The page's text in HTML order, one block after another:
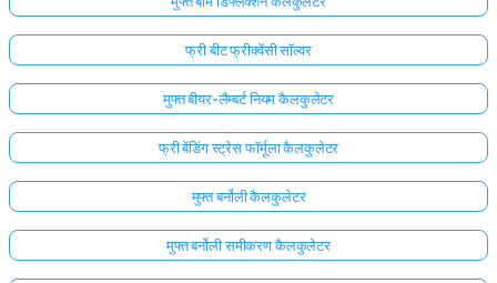
अभी
तक
कोई
प्रश्न
अपना
पहला
प्रश्न
पूछें
फ्री बीट फ्रीक्वेंसी सॉल्वर
मुफ्त बीयर-लैम्बर्ट नियम कैलकुलेटर
फ्री बेंडिंग स्ट्रेस फॉर्मूला कैलकुलेटर
मुफ्त बर्नोली कैलकुलेटर
मुफ्त बर्नोली समीकरण कैलकुलेटर